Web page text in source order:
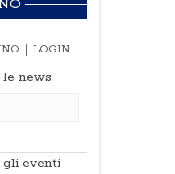
LOGIN
news
gli eventi